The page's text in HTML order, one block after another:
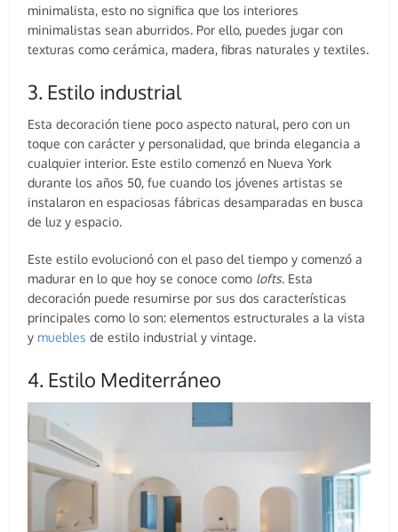
minimalista, esto no significa que los interiores
minimalistas sean aburridos. Por ello, puedes jugar con
texturas como cerámica, madera, fibras naturales y textiles.
3. Estilo industrial
Esta decoración tiene poco aspecto natural, pero con un
toque con carácter y personalidad, que brinda elegancia a
cualquier interior. Este estilo comenzó en Nueva York
durante los años 50, fue cuando los jóvenes artistas se
instalaron en espaciosas fábricas desamparadas en busca
de luz y espacio.
Este estilo evolucionó con el paso del tiempo y comenzó a
madurar en lo que hoy se conoce como lofts. Esta
decoración puede resumirse por sus dos características
principales como lo son: elementos estructurales a la vista
y muebles de estilo industrial y vintage.
4. Estilo Mediterráneo